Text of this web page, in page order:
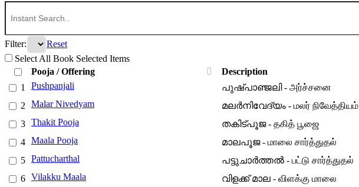
Filter:
Reset
Select All Book Selected Items
Pooja / Offering
Description
Pushpanjali
പുഷ്പാഞ്ജലി - அர்ச்சனை
Malar Nivedyam മലര്‍നിവേദ്യം - மலர் நிவேத்தியம்
Thakit Pooja തകിട്പൂജ - தகித் பூஜை
Maala Pooja മാലപൂജ - மாலை சார்த்துதல்
Pattucharthal പട്ടുചാര്‍ത്തല്‍ - பட்டு சார்த்துதல்
Vilakku Maala വിളക്ക് മാല - விளக்கு மாலை